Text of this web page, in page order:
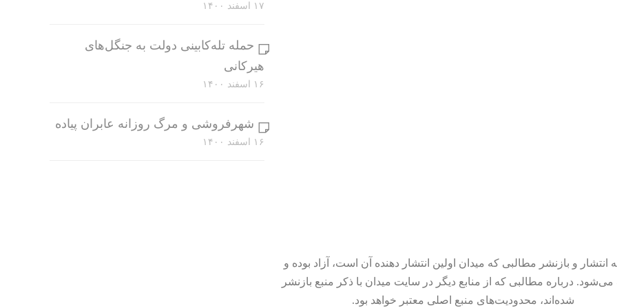
۱۷ اسفند ۱۴۰۰
حمله تله‌کابینی دولت به جنگل‌های
هیرکانی
۱۶ اسفند ۱۴۰۰
شهرفروشی و مرگ روزانه عابران پیاده
۱۶ اسفند ۱۴۰۰
انتشار و بازنشر مطالبی که میدان اولین انتشار دهنده آن است، آزاد بوده و
درباره مطالبی که از منابع دیگر در سایت میدان با ذکر منبع بازنشر
شده‌اند، محدودیت‌های منبع اصلی معتبر خواهد بود.